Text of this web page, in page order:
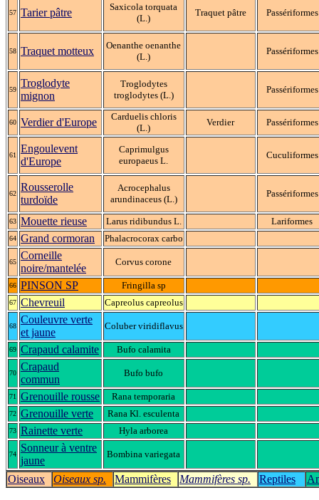
57 Tarier pâtre
Saxicola torquata
(L.)
Traquet pâtre Passériformes
58 Traquet motteux
Oenanthe oenanthe
(L.)
Passériformes
59
Troglodyte
mignon
Troglodytes
troglodytes (L.)
Passériformes
60 Verdier d'Europe
Carduelis chloris
(L.)
Verdier Passériformes
61
Engoulevent
d'Europe
Caprimulgus
europaeus L.
Cuculiformes
62
Rousserolle
turdoïde
Acrocephalus
arundinaceus (L.)
Passériformes
63 Mouette rieuse Larus ridibundus L. Lariformes
64 Grand cormoran Phalacrocorax carbo
65
Corneille
noire/mantelée
Corvus corone
66 PINSON SP Fringilla sp
67 Chevreuil Capreolus capreolus
68
Couleuvre verte
et jaune
Coluber viridiflavus
69 Crapaud calamite Bufo calamita
70
Crapaud
commun
Bufo bufo
71 Grenouille rousse Rana temporaria
72 Grenouille verte Rana Kl. esculenta
73 Rainette verte Hyla arborea
74
Sonneur à ventre
jaune
Bombina variegata
Oiseaux Oiseaux sp. Mammifères Mammifères sp. Reptiles